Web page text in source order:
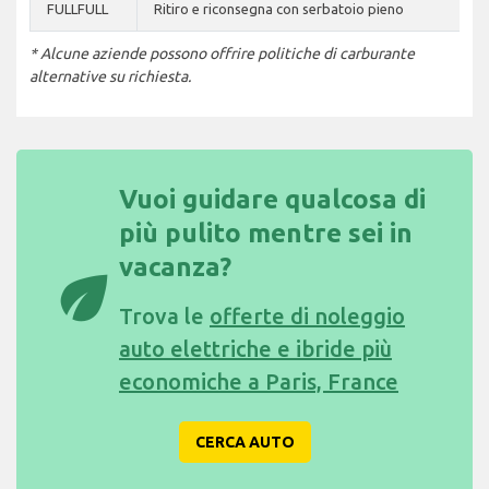
FULLFULL Ritiro e riconsegna con serbatoio pieno
* Alcune aziende possono offrire politiche di carburante
alternative su richiesta.
eco
Vuoi guidare qualcosa di
più pulito mentre sei in
vacanza?
Trova le offerte di noleggio
auto elettriche e ibride più
economiche a Paris, France
CERCA AUTO